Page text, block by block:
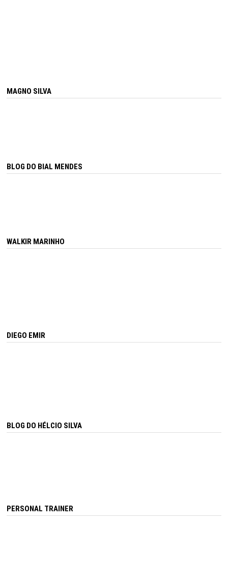
MAGNO SILVA
BLOG DO BIAL MENDES
WALKIR MARINHO
DIEGO EMIR
BLOG DO HÉLCIO SILVA
PERSONAL TRAINER